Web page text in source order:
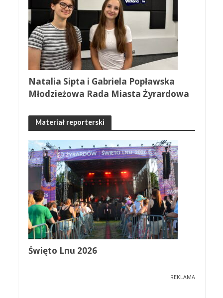
Natalia Sipta i Gabriela Popławska
Młodzieżowa Rada Miasta Żyrardowa
Materiał reporterski
Święto Lnu 2026
REKLAMA